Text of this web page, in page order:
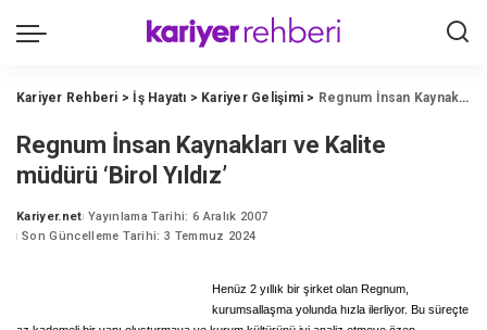
Kariyer Rehberi > İş Hayatı > Kariyer Gelişimi > Regnum İnsan Kaynakları ve Kalite müdürü ‘Birol Yıldız’
Regnum İnsan Kaynakları ve Kalite
müdürü ‘Birol Yıldız’
Posted
by
Kariyer.net Yayınlama Tarihi: 6 Aralık 2007
Son Güncelleme Tarihi: 3 Temmuz 2024
Henüz 2 yıllık bir şirket olan Regnum,
kurumsallaşma yolunda hızla ilerliyor. Bu süreçte